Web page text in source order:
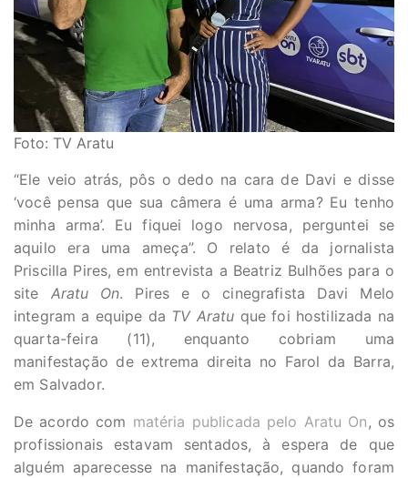
Foto: TV Aratu
“Ele veio atrás, pôs o dedo na cara de Davi e disse
‘você pensa que sua câmera é uma arma? Eu tenho
minha arma’. Eu fiquei logo nervosa, perguntei se
aquilo era uma ameça”. O relato é da jornalista
Priscilla Pires, em entrevista a Beatriz Bulhões para o
site Aratu On. Pires e o cinegrafista Davi Melo
integram a equipe da TV Aratu que foi hostilizada na
quarta-feira (11), enquanto cobriam uma
manifestação de extrema direita no Farol da Barra,
em Salvador.
De acordo com matéria publicada pelo Aratu On, os
profissionais estavam sentados, à espera de que
alguém aparecesse na manifestação, quando foram